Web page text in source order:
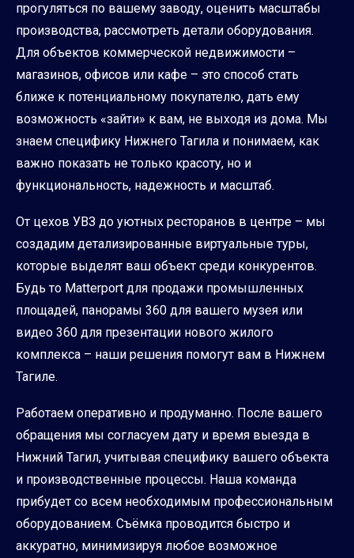
прогуляться по вашему заводу, оценить масштабы
производства, рассмотреть детали оборудования.
Для объектов коммерческой недвижимости –
магазинов, офисов или кафе – это способ стать
ближе к потенциальному покупателю, дать ему
возможность «зайти» к вам, не выходя из дома. Мы
знаем специфику Нижнего Тагила и понимаем, как
важно показать не только красоту, но и
функциональность, надежность и масштаб.
От цехов УВЗ до уютных ресторанов в центре – мы
создадим детализированные виртуальные туры,
которые выделят ваш объект среди конкурентов.
Будь то Matterport для продажи промышленных
площадей, панорамы 360 для вашего музея или
видео 360 для презентации нового жилого
комплекса – наши решения помогут вам в Нижнем
Тагиле.
Работаем оперативно и продуманно. После вашего
обращения мы согласуем дату и время выезда в
Нижний Тагил, учитывая специфику вашего объекта
и производственные процессы. Наша команда
прибудет со всем необходимым профессиональным
оборудованием. Съёмка проводится быстро и
аккуратно, минимизируя любое возможное